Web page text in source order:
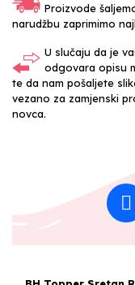
Proizvode
narudžbu zaprimimo
U slučaju da je
odgovara opisu
te da nam pošaljete
vezano za zamjenski
novca.